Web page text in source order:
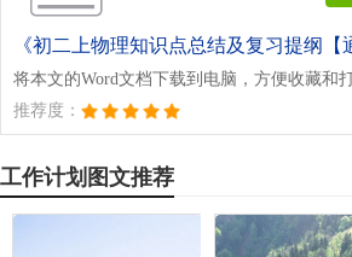
将本文的Word文档下载到电脑，方便收藏和
推荐度：
工作计划图文推荐